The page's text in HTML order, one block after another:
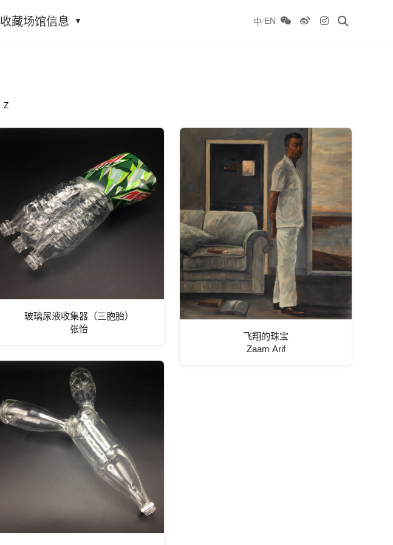
收藏场馆信息 中/EN
Z
玻璃尿液收集器（三胞胎）
张怡
飞翔的珠宝
Zaam Arif